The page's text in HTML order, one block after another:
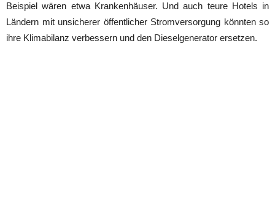
Beispiel wären etwa Krankenhäuser. Und auch teure Hotels in
Ländern mit unsicherer öffentlicher Stromversorgung könnten so
ihre Klimabilanz verbessern und den Dieselgenerator ersetzen.